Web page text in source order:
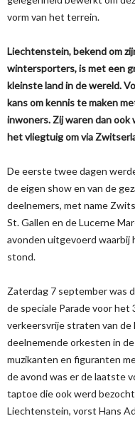
vorm van het terrein.
Liechtenstein, bekend om
wintersporters, is met een
kleinste land in de wereld.
kans om kennis te maken
inwoners. Zij waren dan
het vliegtuig om via
De eerste twee dagen
de eigen show en van de
deelnemers, met name
St. Gallen en de Lucerne
avonden uitgevoerd waarbij
stond.
Zaterdag 7 september was
de speciale Parade voor het
verkeersvrije straten van de
deelnemende orkesten in
muzikanten en figuranten
de avond was er de laatste
taptoe die ook werd
Liechtenstein, vorst Hans